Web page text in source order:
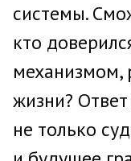
системы.
кто
механизмом,
жизни?
не только